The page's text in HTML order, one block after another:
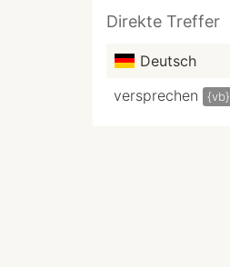
Direkte Treffer
Deutsch
versprechen
{vb}